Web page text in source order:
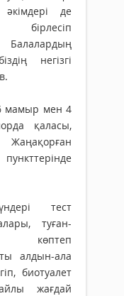
де
негізгі
мамыр мен 4
қаласы,
тест
туған-
көптеп
алдын-ала
биотуалет
жағдай